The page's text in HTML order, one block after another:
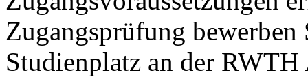
Zugangsprüfung
Studienplatz an der RWTH